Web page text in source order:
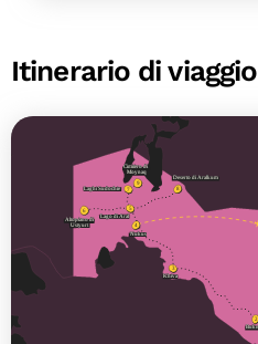
Itinerario di viaggio